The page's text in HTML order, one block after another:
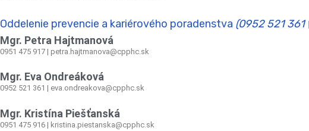
Oddelenie prevencie a kariérového poradenstva (0952 521 361
Mgr. Petra Hajtmanová
0951 475 917 | petra.hajtmanova@cpphc.sk
Mgr. Eva Ondreáková
0952 521 361 | eva.ondreakova@cpphc.sk
Mgr. Kristína Piešťanská
0951 475 916 | kristina.piestanska@cpphc.sk